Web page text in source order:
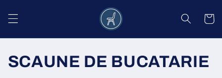
conținut
Coș
C
SCAUNE DE BUCATARIE